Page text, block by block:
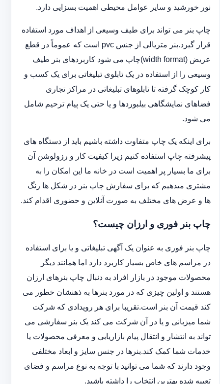
نور خورشید و سایر عوامل محیطی اهمیت بسزایی دارد.
چاپ بنر می تواند برای طیف وسیعی از اهداف مورد استفاده
قرار گیرد.بنر متریالی از جنس pvc است که عموماً در قطع
عریض (width format)چاپ می شود کاربردهای بنر طیف
وسیعی را از استفاده در یک تابلوی تبلیغاتی برای یک کسب و
کار کوچک گرفته تا تابلوهای تبلیغاتی در مراکز تجاری
فضاهای نمایشگاهی بیلبوردها و یا حتی یک پیام ترحیم شامل
می شود.
برای اینکه یک چاپ متفاوت داشته باشیم باید از دستگاه های
پیشرفته چاپ استفاده کنیم زیرا کیفیت کار و رزولوشن آن
برای ما بسیار پر اهمیت است در خانه ما این امکان را به
مشتری میدهیم که برای سفارش چاپ بنر در شکل ها رنگ
ها و عرض های مختلف به صورت آنلاین و حضوری اقدام کند.
چاپ بنر فوری و ارزان چیست؟
چاپ بنر فوری به عنوان یک آگهی تبلیغاتی و یا برای استفاده
در مراسم های خاص بسیار کاربرد دارد اما همانند دیگر
محصولات موجود در بازار افراد به دنبال چاپ بنرهای ارزان
هستند و اولین چیزی که در مورد بنرها به ذهنشان خطور می
کند قیمت آن بنر است.تقریبا برای هر رویدادی که شرکت
شما میزبانی و یا در آن شرکت می کند یک بنر سفارشی می
تواند به انتشار و انتقال پیام بازاریابی و معرفی محصولات یا
خدمات شما کمک کند.بنرها در جنس سایز و ابعاد مختلفی
وجود دارند که شما می توانید با توجه به نوع مراسم و فضای
تعبیه شده بهترین انتخاب را داشته باشید.